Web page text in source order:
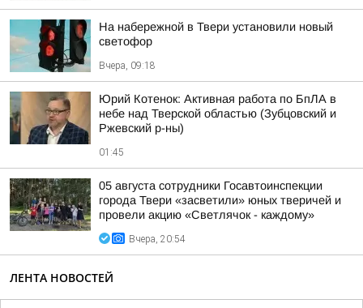
На набережной в Твери установили новый
светофор
Вчера, 09:18
Юрий Котенок: Активная работа по БпЛА в
небе над Тверской областью (Зубцовский и
Ржевский р-ны)
01:45
05 августа сотрудники Госавтоинспекции
города Твери «засветили» юных тверичей и
провели акцию «Светлячок - каждому»
Вчера, 20:54
ЛЕНТА НОВОСТЕЙ